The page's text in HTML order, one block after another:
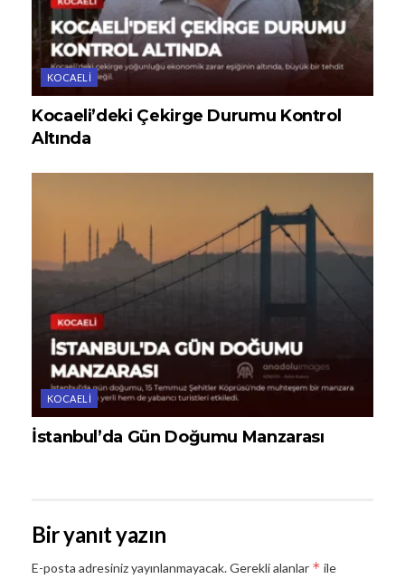
KOCAELI
Kocaeli’deki Çekirge Durumu Kontrol
Altında
KOCAELI
İstanbul’da Gün Doğumu Manzarası
Bir yanıt yazın
E-posta adresiniz yayınlanmayacak.Gerekli alanlar * ile